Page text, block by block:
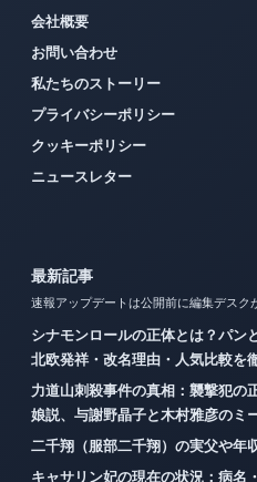
会社概要
お問い合わせ
私たちのストーリー
プライバシーポリシー
クッキーポリシー
ニュースレター
最新記事
速報アップデートは公開前に編集デスク
シナモンロールの正体とは？パン
北欧発祥・改名理由・人気比較を
力道山刺殺事件の真相：襲撃犯の
娘説、与謝野晶子と木村雅彦のミ
二千翔（服部二千翔）の実父や年
キャサリン妃の現在の状況：病名